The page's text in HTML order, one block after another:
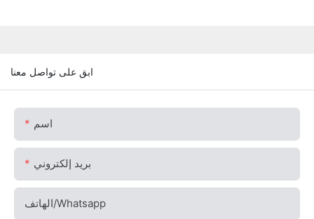
ابق على تواصل معنا
اسم
بريد إلكتروني
الهاتف/whatsapp